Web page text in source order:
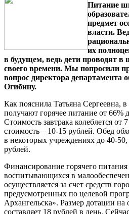
Питание
предмет
власти.
их
в будущем, ведь дети проводят
своего времени. Мы попросили
вопрос директора департамента
Огибину.
Как пояснила Татьяна Сергеевна,
получают горячее питание от 66%
Стоимость завтрака колеблется от
стоимость – 10-15 рублей. Обед
в некоторых учреждениях до 40-
рублей.
Финансирование горячего
воспитывающихся в
осуществляется за счет средств
предусмотренных по целевой
Архангельска». Размер дотации на
составляет 18 рублей в день.